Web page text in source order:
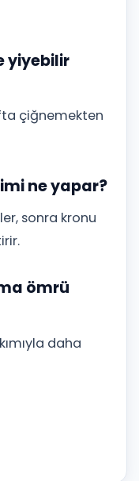
yiyebilir
çiğnemekten
ne yapar?
sonra kronu
ömrü
daha